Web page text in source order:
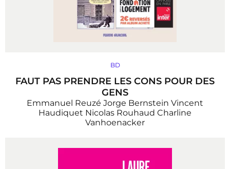
BD
FAUT PAS PRENDRE LES CONS POUR DES
GENS
Emmanuel Reuzé Jorge Bernstein Vincent
Haudiquet Nicolas Rouhaud Charline
Vanhoenacker